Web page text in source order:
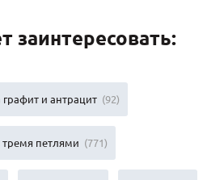
заинтересовать:
графит и антрацит (92)
тремя петлями (771)